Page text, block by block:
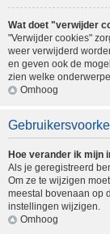
Wat doet "verwijder
"Verwijder cookies"
weer verwijderd
en geven ook de
zien welke
Omhoog
Hoe verander ik mijn
Als je geregistreerd
Om ze te wijzigen
meestal bovenaan op
instellingen wijzigen.
Omhoog